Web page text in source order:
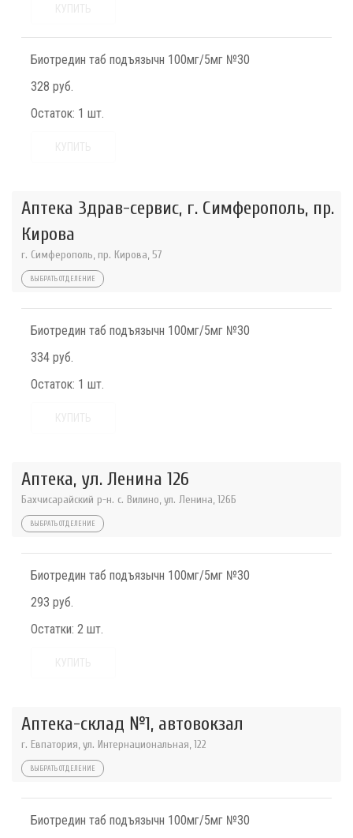
Биотредин таб подъязычн 100мг/5мг №30
328 руб.
Остаток: 1 шт.
Аптека Здрав-сервис, г. Симферополь, пр.
Кирова
г. Симферополь, пр. Кирова, 57
ВЫБРАТЬ ОТДЕЛЕНИЕ
Биотредин таб подъязычн 100мг/5мг №30
334 руб.
Остаток: 1 шт.
Аптека, ул. Ленина 126
Бахчисарайский р-н. с. Вилино, ул. Ленина, 126Б
ВЫБРАТЬ ОТДЕЛЕНИЕ
Биотредин таб подъязычн 100мг/5мг №30
293 руб.
Остатки: 2 шт.
Аптека-склад №1, автовокзал
г. Евпатория, ул. Интернациональная, 122
ВЫБРАТЬ ОТДЕЛЕНИЕ
Биотредин таб подъязычн 100мг/5мг №30